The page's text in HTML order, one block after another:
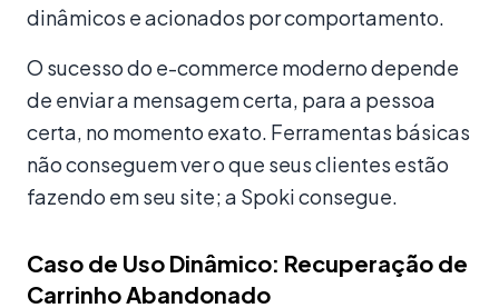
dinâmicos e acionados por comportamento.
O sucesso do e-commerce moderno depende
de enviar a mensagem certa, para a pessoa
certa, no momento exato. Ferramentas básicas
não conseguem ver o que seus clientes estão
fazendo em seu site; a Spoki consegue.
Caso de Uso Dinâmico: Recuperação de
Carrinho Abandonado